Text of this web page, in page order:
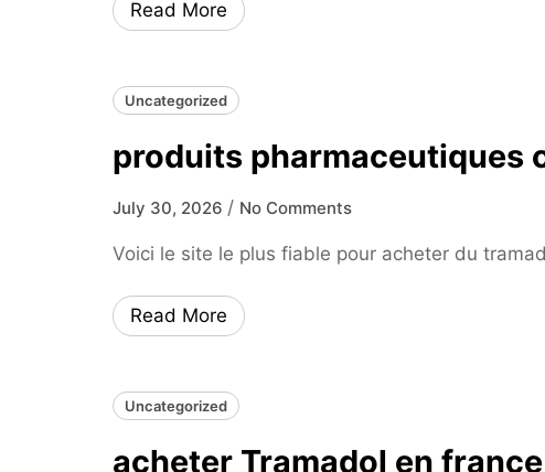
Read More
Uncategorized
produits pharmaceutiques
July 30, 2026 / No Comments
Voici le site le plus fiable pour acheter du
Read More
Uncategorized
acheter Tramadol en